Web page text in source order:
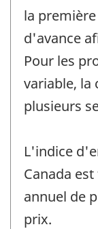
la
d'avance
Pour les
variable, la
plusieurs
L'indice
Canada
annuel de
prix.